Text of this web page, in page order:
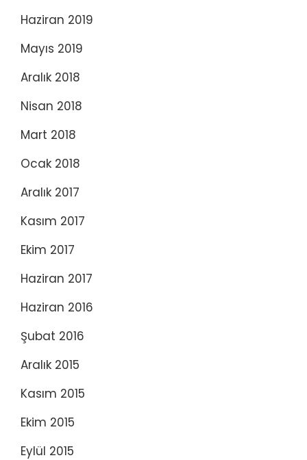
Haziran 2019
Mayıs 2019
Aralık 2018
Nisan 2018
Mart 2018
Ocak 2018
Aralık 2017
Kasım 2017
Ekim 2017
Haziran 2017
Haziran 2016
Şubat 2016
Aralık 2015
Kasım 2015
Ekim 2015
Eylül 2015